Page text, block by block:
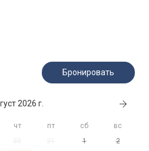
площадка
недвижимости
для гостей ▾
домашних животных (1)
Бронировать
2026 г.
чт пт сб
вс
1 2